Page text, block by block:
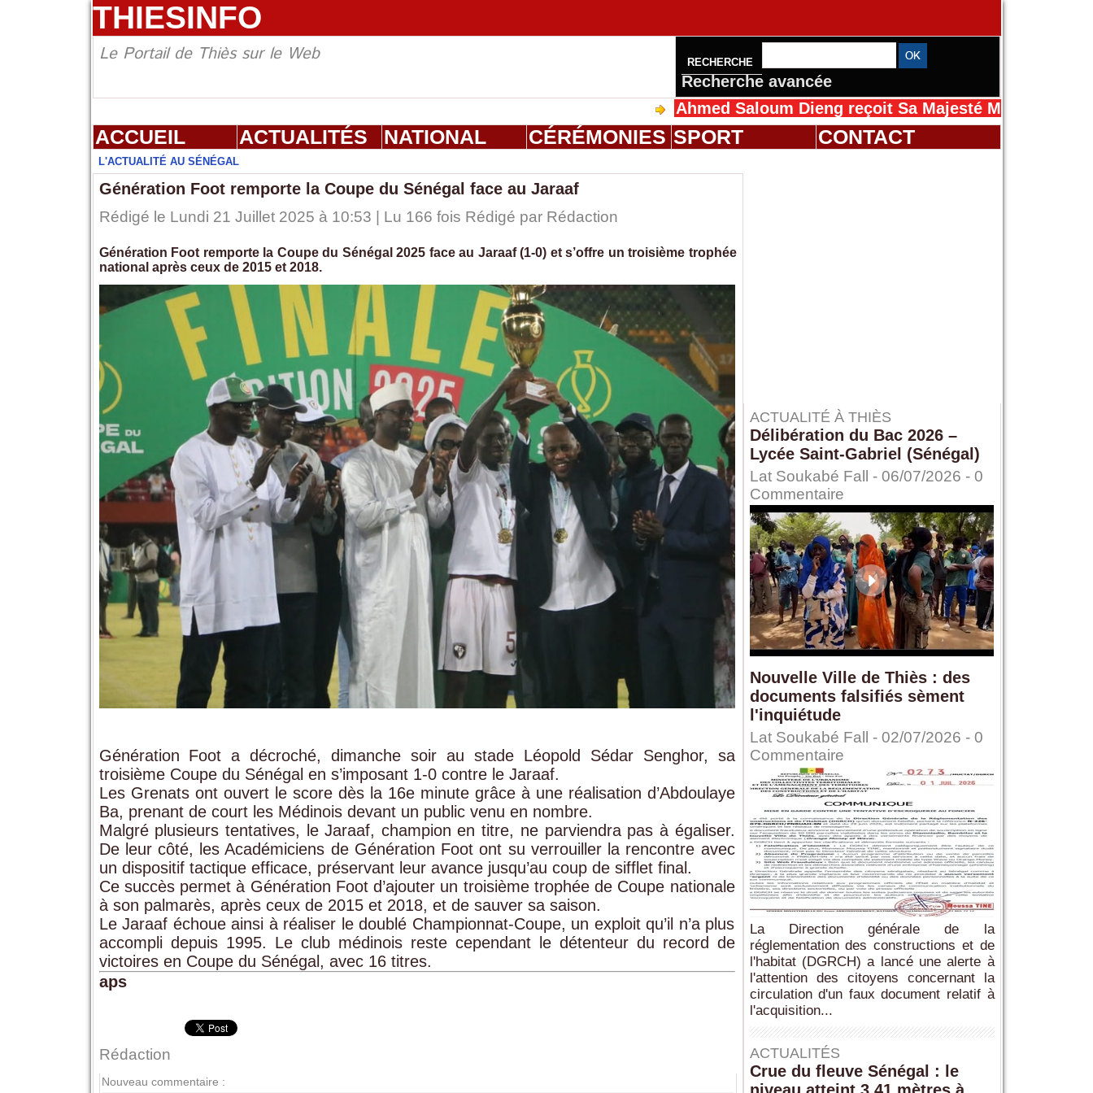
THIESINFO
Le Portail de Thiès sur le Web RECHERCHE
Recherche avancée
Ahmed Saloum Dieng reçoit Sa Majesté Mansah Cissé au
ACCUEIL ACTUALITÉS NATIONAL CÉRÉMONIES SPORT CONTACT
L'ACTUALITÉ AU SÉNÉGAL
Génération Foot remporte la Coupe du Sénégal face au Jaraaf
Rédigé le Lundi 21 Juillet 2025 à 10:53 | Lu 166 fois Rédigé par Rédaction
Génération Foot remporte la Coupe du Sénégal 2025 face au Jaraaf (1-0) et s’offre un troisième trophée
national après ceux de 2015 et 2018.
Génération Foot a décroché, dimanche soir au stade Léopold Sédar Senghor, sa
troisième Coupe du Sénégal en s’imposant 1-0 contre le Jaraaf.
Les Grenats ont ouvert le score dès la 16e minute grâce à une réalisation d’Abdoulaye
Ba, prenant de court les Médinois devant un public venu en nombre.
Malgré plusieurs tentatives, le Jaraaf, champion en titre, ne parviendra pas à égaliser.
De leur côté, les Académiciens de Génération Foot ont su verrouiller la rencontre avec
un dispositif tactique efficace, préservant leur avance jusqu’au coup de sifflet final.
Ce succès permet à Génération Foot d’ajouter un troisième trophée de Coupe nationale
à son palmarès, après ceux de 2015 et 2018, et de sauver sa saison.
Le Jaraaf échoue ainsi à réaliser le doublé Championnat-Coupe, un exploit qu’il n’a plus
accompli depuis 1995. Le club médinois reste cependant le détenteur du record de
victoires en Coupe du Sénégal, avec 16 titres.
aps
Rédaction
Nouveau commentaire :
ACTUALITÉ À THIÈS
Délibération du Bac 2026 –
Lycée Saint-Gabriel (Sénégal)
Lat Soukabé Fall - 06/07/2026 - 0
Commentaire
Nouvelle Ville de Thiès : des
documents falsifiés sèment
l'inquiétude
Lat Soukabé Fall - 02/07/2026 - 0
Commentaire
La Direction générale de la
réglementation des constructions et de
l'habitat (DGRCH) a lancé une alerte à
l'attention des citoyens concernant la
circulation d'un faux document relatif à
l'acquisition...
ACTUALITÉS
Crue du fleuve Sénégal : le